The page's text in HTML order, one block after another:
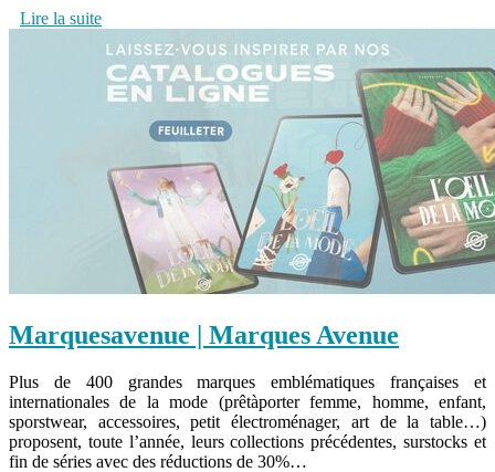
Lire la suite
Mar­quesave­nue | Marques Avenue
Plus de 400 grandes marques emblématiques françaises et
internationales de la mode (prêtàporter femme, homme, enfant,
sporstwear, accessoires, petit électroménager, art de la table…)
proposent, toute l’année, leurs collections précédentes, surstocks et
fin de séries avec des réductions de 30%…